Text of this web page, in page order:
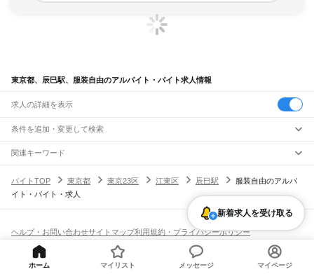
東京都、辰巳駅、服装自由のアルバイト・バイト求人情報
求人の詳細を表示
条件を追加・変更して検索
市区町村を追加・変更
東京都すべて
東京23区 すべて
墨田区 江東区
荒川区 板橋区練馬区足立区葛飾区
江戸川区
八王子市 武蔵野市三鷹市 昭島市
小金井市
小平市
国分寺市 狛江市
多摩市 大島町
駅を追加・変更
JR山手線
大崎駅
恵比寿駅 代々木駅
高田馬場駅
大塚駅 田端駅西日暮里駅 日暮里駅鶯谷駅
上野駅御徒町駅 秋葉原駅神田駅 東京駅 有楽町駅 新橋駅浜松町駅 田町駅
職種を追加・変更
飲食・フードサービスすべて
パン屋（ベーカリー）
フードカウンター販売員
バー（BAR）・バーテンダー
飲食店補助（開店・閉店準備） 飲食店（店長・マネージャー）
日払いOK
学生歓迎 髪型・髪色自由
ネイルOK
ピアスOK
オープニングスタッフ
留学生・外国人活躍中
雇用形態を追加・変更
アルバイト・パート
関連キーワード
バイトTOP
東京都 東京23区 江東区 辰巳駅
服装自由のアルバ
イト・バイト・求人
新着求人を受け取る
ヘルプ・お問い合わせサイトマップ利用規約・プライバシーポリシー
[企業]求人広告の掲載相談
ホーム マイリスト メッセージ マイページ